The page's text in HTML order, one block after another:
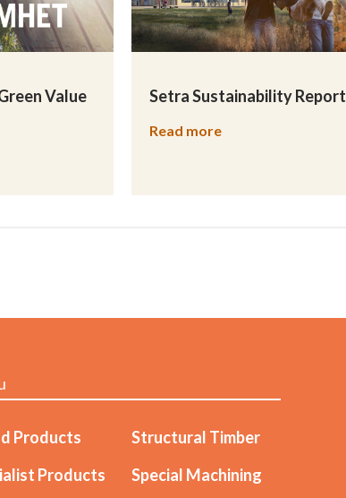
Value Setra Sustainability Report
Read more
Products
Structural Timber
Products
Special Machining